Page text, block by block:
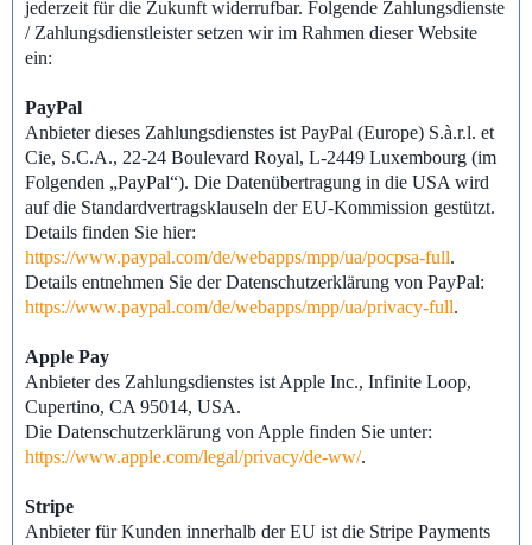
jederzeit für die Zukunft widerrufbar. Folgende Zahlungsdienste
/ Zahlungsdienstleister setzen wir im Rahmen dieser Website
ein:
PayPal
Anbieter dieses Zahlungsdienstes ist PayPal (Europe) S.à.r.l. et
Cie, S.C.A., 22-24 Boulevard Royal, L-2449 Luxembourg (im
Folgenden „PayPal“). Die Datenübertragung in die USA wird
auf die Standardvertragsklauseln der EU-Kommission gestützt.
Details finden Sie hier:
https://www.paypal.com/de/webapps/mpp/ua/pocpsa-full.
Details entnehmen Sie der Datenschutzerklärung von PayPal:
https://www.paypal.com/de/webapps/mpp/ua/privacy-full.
Apple Pay
Anbieter des Zahlungsdienstes ist Apple Inc., Infinite Loop,
Cupertino, CA 95014, USA.
Die Datenschutzerklärung von Apple finden Sie unter:
https://www.apple.com/legal/privacy/de-ww/.
Stripe
Anbieter für Kunden innerhalb der EU ist die Stripe Payments